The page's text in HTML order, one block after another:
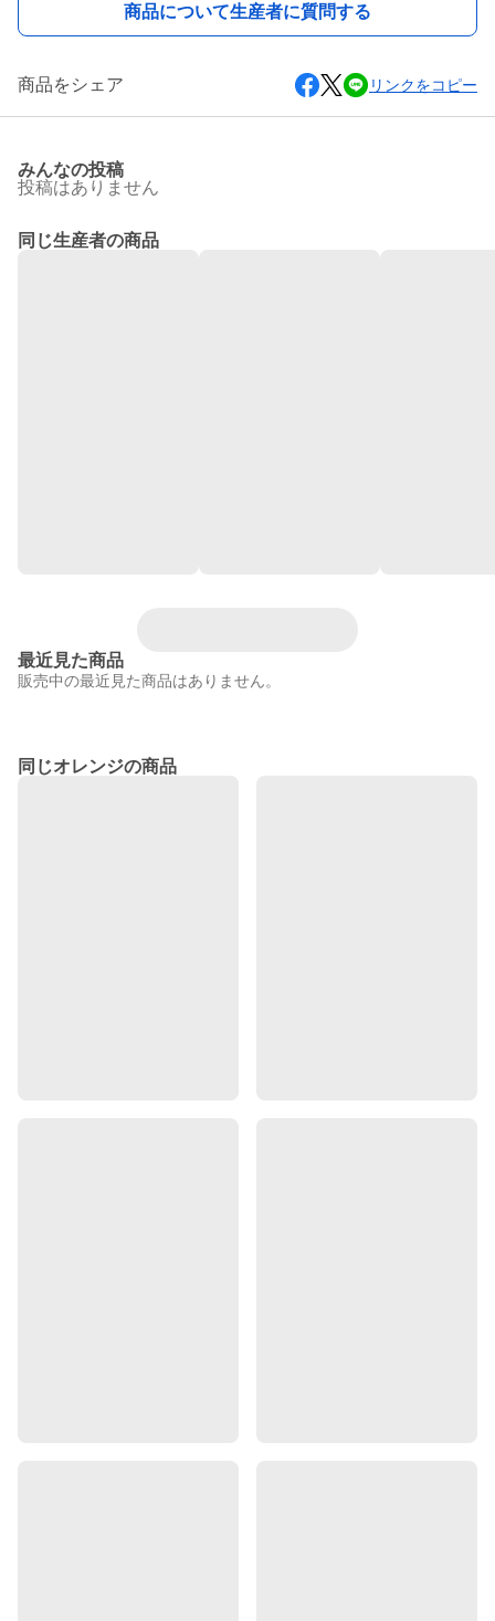
商品について生産者に質問する
商品をシェア リンクをコピー
みんなの投稿
投稿はありません
同じ生産者の商品
最近見た商品
販売中の最近見た商品はありません。
同じオレンジの商品